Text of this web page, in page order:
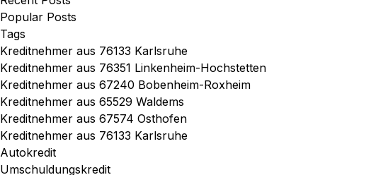
Popular Posts
Tags
Kreditnehmer aus 76133 Karlsruhe
Kreditnehmer aus 76351 Linkenheim-Hochstetten
Kreditnehmer aus 67240 Bobenheim-Roxheim
Kreditnehmer aus 65529 Waldems
Kreditnehmer aus 67574 Osthofen
Kreditnehmer aus 76133 Karlsruhe
Autokredit
Umschuldungskredit